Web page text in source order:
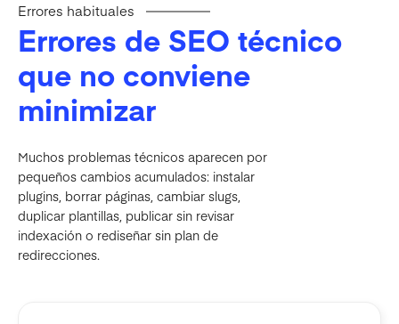
Errores habituales
Errores de SEO técnico
que no conviene
minimizar
Muchos problemas técnicos aparecen por
pequeños cambios acumulados: instalar
plugins, borrar páginas, cambiar slugs,
duplicar plantillas, publicar sin revisar
indexación o rediseñar sin plan de
redirecciones.